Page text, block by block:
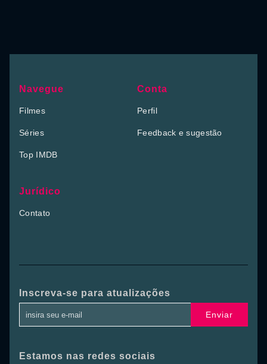
Navegue
Filmes
Séries
Top IMDB
Conta
Perfil
Feedback e sugestão
Jurídico
Contato
Inscreva-se para atualizações
Enviar
Estamos nas redes sociais